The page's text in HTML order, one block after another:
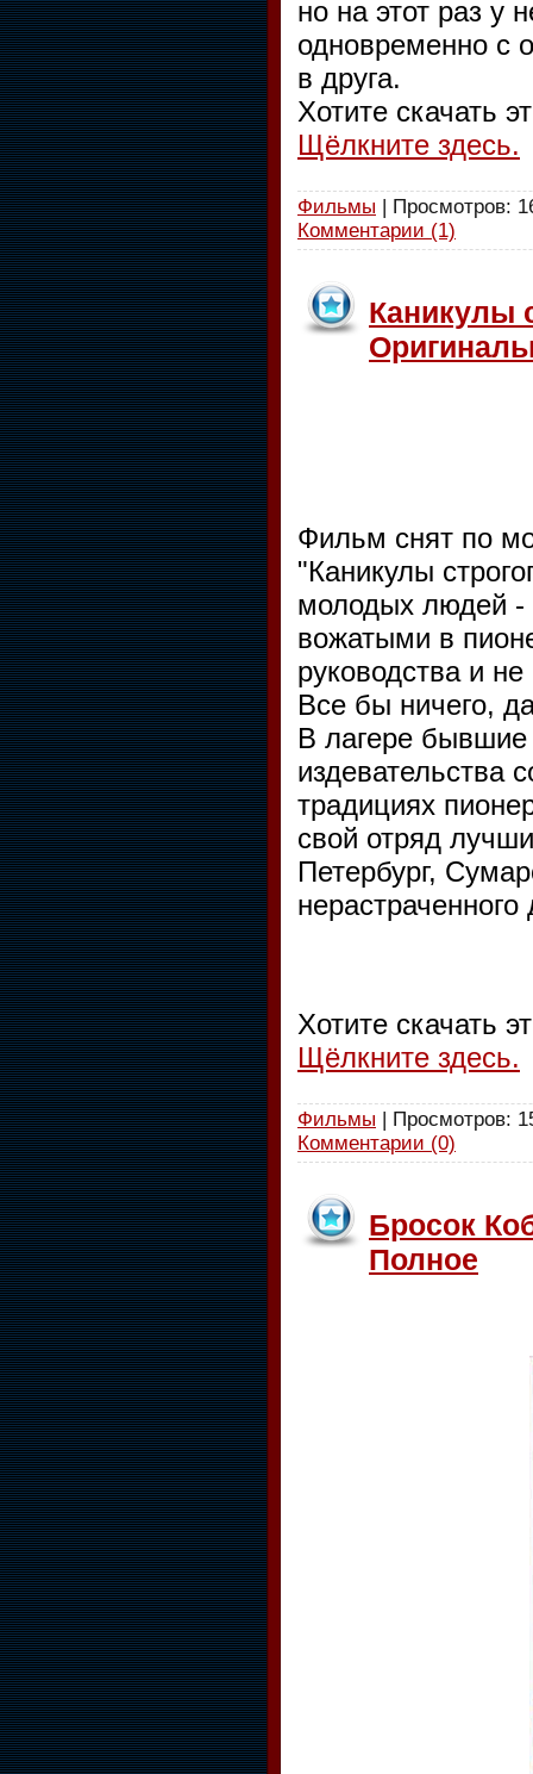
но на этот раз у
одновременно с
в друга.
Хотите скачать
Щёлкните здесь.
Фильмы | Просмотров:
Комментарии (1)
Каникулы
Фильм снят по
"Каникулы
молодых людей -
вожатыми в
руководства и
Все бы ничего,
В лагере
издевательства
традициях
свой отряд
Петербург,
Хотите скачать
Щёлкните здесь.
Фильмы | Просмотров:
Комментарии (0)
Бросок
Полное